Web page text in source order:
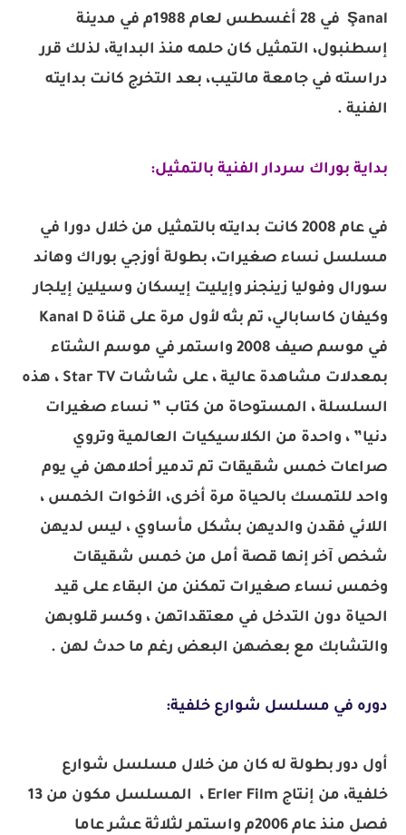
Şanal في 28 أغسطس لعام 1988م في مدينة
إسطنبول، التمثيل كان حلمه منذ البداية، لذلك قرر
دراسته في جامعة مالتيب، بعد التخرج كانت بدايته
الفنية .
بداية بوراك سردار الفنية بالتمثيل:
في عام 2008 كانت بدايته بالتمثيل من خلال دورا في
مسلسل نساء صغيرات، بطولة أوزجي بوراك وهاند
سورال وفوليا زينجنر وإيليت إيسكان وسيلين إيلجار
وكيفان كاسابالي، تم بثه لأول مرة على قناة Kanal D
في موسم صيف 2008 واستمر في موسم الشتاء
بمعدلات مشاهدة عالية ، على شاشات Star TV ، هذه
السلسلة ، المستوحاة من كتاب ” نساء صغيرات
دنيا” ، واحدة من الكلاسيكيات العالمية وتروي
صراعات خمس شقيقات تم تدمير أحلامهن في يوم
واحد للتمسك بالحياة مرة أخرى، الأخوات الخمس ،
اللائي فقدن والديهن بشكل مأساوي ، ليس لديهن
شخص آخر إنها قصة أمل من خمس شقيقات
وخمس نساء صغيرات تمكنن من البقاء على قيد
الحياة دون التدخل في معتقداتهن ، وكسر قلوبهن
والتشابك مع بعضهن البعض رغم ما حدث لهن .
دوره في مسلسل شوارع خلفية:
أول دور بطولة له كان من خلال مسلسل شوارع
خلفية، من إنتاج Erler Film ، المسلسل مكون من 13
فصل منذ عام 2006م واستمر لثلاثة عشر عاما